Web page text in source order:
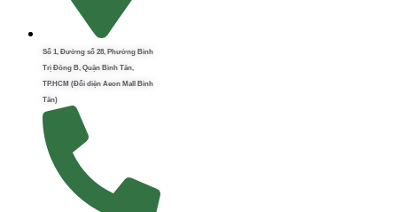
Số 1, Đường số 28, Phường Bình
Trị Đông B, Quận Bình Tân,
TP.HCM (Đối diện Aeon Mall Bình
Tân)